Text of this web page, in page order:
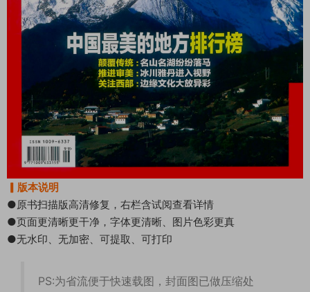
▎版本说明
●原书扫描版高清修复，右栏含试阅查看详情
●页面更清晰更干净，字体更清晰、图片色彩更真
●无水印、无加密、可提取、可打印
PS:为省流便于快速载图，封面图已做压缩处